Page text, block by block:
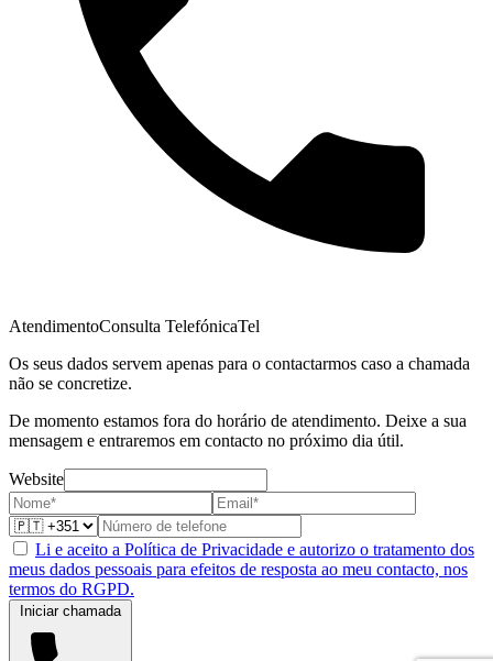
AtendimentoConsulta TelefónicaTel
Os seus dados servem apenas para o contactarmos caso a chamada
não se concretize.
De momento estamos fora do horário de atendimento. Deixe a sua
mensagem e entraremos em contacto no próximo dia útil.
Website
Li e aceito a Política de Privacidade e autorizo o tratamento dos
meus dados pessoais para efeitos de resposta ao meu contacto, nos
termos do RGPD.
Iniciar chamada